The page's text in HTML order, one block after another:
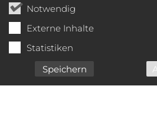
Notwendig
Externe Inhalte
Statistiken
Speichern